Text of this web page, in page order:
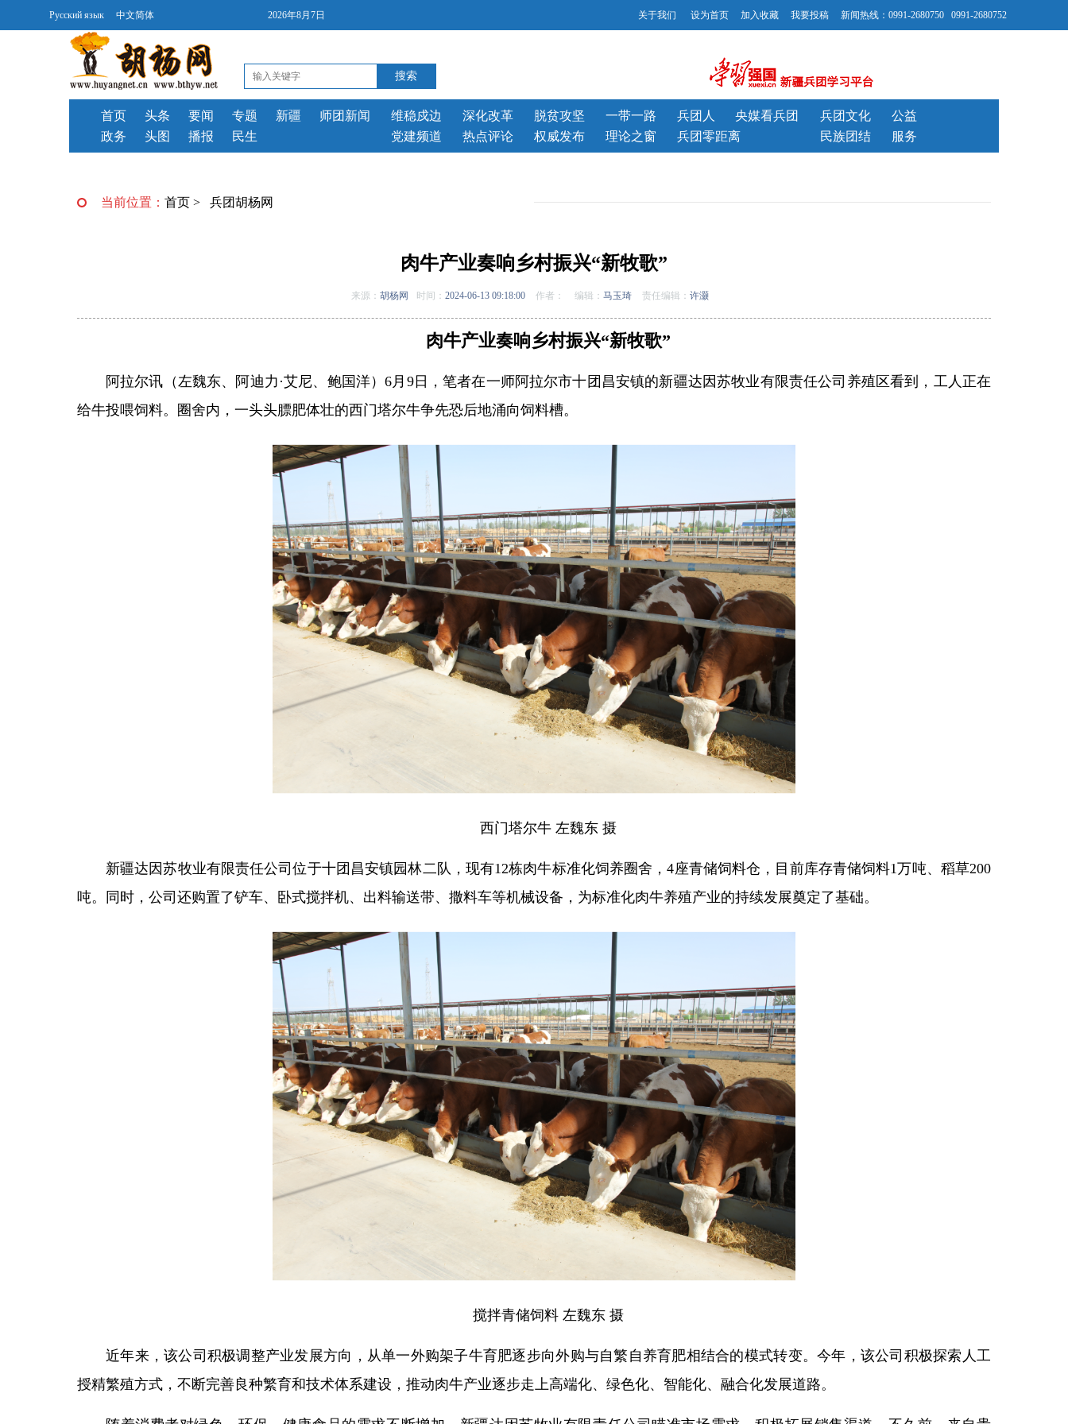
Русский язык 中文简体 2026年8月7日 关于我们 设为首页 加入收藏 我要投稿 新闻热线：0991-2680750 0991-2680752
首页 头条
要闻
政务
头图 播报
专题 新疆
师团新闻
民生
维稳戍边 深化改革
脱贫攻坚
党建频道
热点评论 权威发布
一带一路 兵团人
央媒看兵团
理论之窗
兵团零距离
兵团文化
公益
民族团结
服务
当前位置： 首页 > 兵团胡杨网
肉牛产业奏响乡村振兴“新牧歌”
来源： 胡杨网 时间： 2024-06-13 09:18:00 作者： 编辑： 马玉琦 责任编辑： 许灏
肉牛产业奏响乡村振兴“新牧歌”
阿拉尔讯（左魏东、阿迪力·艾尼、鲍国洋）6月9日，笔者在一师阿拉尔市十团昌安镇的新疆达因苏牧业有限责任公司养殖区看到，工人正在
给牛投喂饲料。圈舍内，一头头膘肥体壮的西门塔尔牛争先恐后地涌向饲料槽。
西门塔尔牛 左魏东 摄
新疆达因苏牧业有限责任公司位于十团昌安镇园林二队，现有12栋肉牛标准化饲养圈舍，4座青储饲料仓，目前库存青储饲料1万吨、稻草200
吨。同时，公司还购置了铲车、卧式搅拌机、出料输送带、撒料车等机械设备，为标准化肉牛养殖产业的持续发展奠定了基础。
搅拌青储饲料 左魏东 摄
近年来，该公司积极调整产业发展方向，从单一外购架子牛育肥逐步向外购与自繁自养育肥相结合的模式转变。今年，该公司积极探索人工
授精繁殖方式，不断完善良种繁育和技术体系建设，推动肉牛产业逐步走上高端化、绿色化、智能化、融合化发展道路。